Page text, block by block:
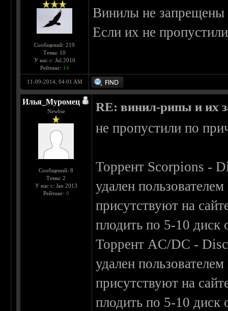
Сообщений: 219
Темы: 10
У нас с: Jul 2010
Рейтинг: 14
Винилы не запрещены
Если их не
11-09-2014, 04:01 AM
Илья_Муромец
Newbie
Сообщений: 8
Темы: 2
У нас с: Jan 2013
Рейтинг: 0
RE: винил-рипы и их
не пропустили по
Торрент Scorpions -
удален
присутствуют на
плодить по 5-10 диск
Торрент AC/DC -
удален
присутствуют на
плодить по 5-10 диск